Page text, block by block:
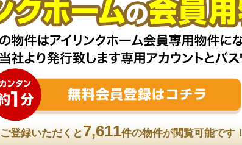
ご登録いただくと7,611件の物件が閲覧可能です！